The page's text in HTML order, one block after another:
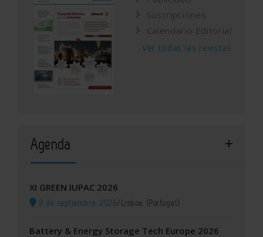
Suscripciones
Calendario Editorial
Ver todas las revistas
Agenda
XI GREEN IUPAC 2026
8 de septiembre, 2026/Lisboa (Portugal)
Battery & Energy Storage Tech Europe 2026